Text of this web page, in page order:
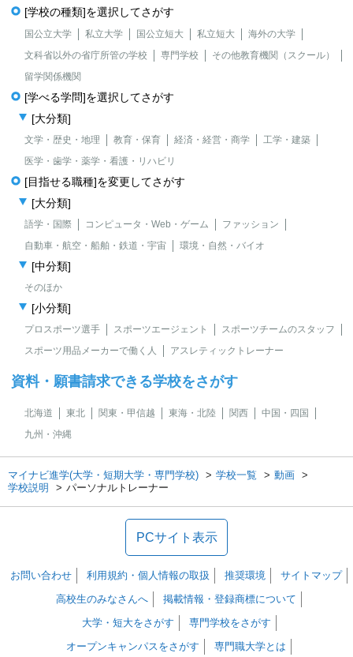
[学校の種類]を選択してさがす
国公立大学 私立大学 国公立短大 私立短大
海外の大学
文科省以外の省庁所管の学校
専門学校
その他教育機関（スクール）
留学関係機関
[学べる学問]を選択してさがす
[大分類]
文学・歴史・地理 教育・保育 経済・経営・商学
工学・建築
医学・歯学・薬学・看護・リハビリ
[目指せる職種]を変更してさがす
[大分類]
語学・国際 コンピュータ・Web・ゲーム
ファッション
自動車・航空・船舶・鉄道・宇宙
環境・自然・バイオ
[中分類]
そのほか
[小分類]
プロスポーツ選手 スポーツエージェント
スポーツチームのスタッフ
スポーツ用品メーカーで働く人
アスレティックトレーナー
資料・願書請求できる学校をさがす
北海道 東北 関東・甲信越 東海・北陸 関西
中国・四国
九州・沖縄
マイナビ進学(大学・短期大学・専門学校) 学校一覧
動画
学校説明
パーソナルトレーナー
PCサイト表示
お問い合わせ 利用規約・個人情報の取扱 推奨環境
サイトマップ
高校生のみなさんへ
掲載情報・登録商標について
大学・短大をさがす
専門学校をさがす
オープンキャンパスをさがす
専門職大学とは